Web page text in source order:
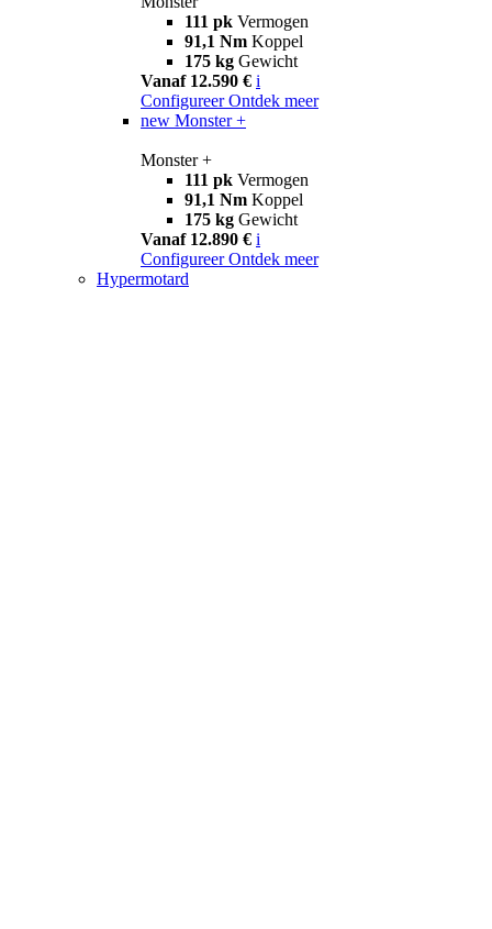
111 pk Vermogen
91,1 Nm Koppel
175 kg Gewicht
Vanaf 12.590 € i
Configureer Ontdek meer
new Monster +
Monster +
111 pk Vermogen
91,1 Nm Koppel
175 kg Gewicht
Vanaf 12.890 € i
Configureer Ontdek meer
Hypermotard